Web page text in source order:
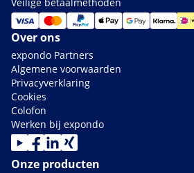
Veilige betaalmethoden
Over ons
expondo Partners
Algemene voorwaarden
Privacyverklaring
Cookies
Colofon
Werken bij expondo
Onze producten